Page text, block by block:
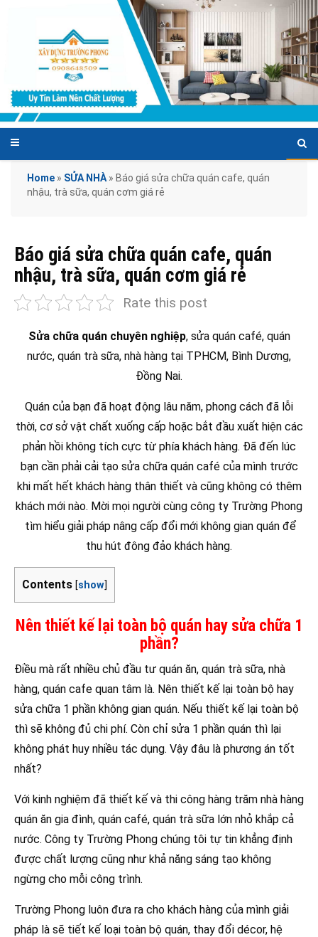
Home » SỬA NHÀ » Báo giá sửa chữa quán cafe, quán
nhậu, trà sữa, quán cơm giá rẻ
Báo giá sửa chữa quán cafe, quán
nhậu, trà sữa, quán cơm giá rẻ
Rate this post
Sửa chữa quán chuyên nghiệp, sửa quán café, quán
nước, quán trà sữa, nhà hàng tại TPHCM, Bình Dương,
Đồng Nai.
Quán của bạn đã hoạt động lâu năm, phong cách đã lỗi
thời, cơ sở vật chất xuống cấp hoặc bắt đầu xuất hiện các
phản hồi không tích cực từ phía khách hàng. Đã đến lúc
bạn cần phải cải tạo sửa chữa quán café của mình trước
khi mất hết khách hàng thân thiết và cũng không có thêm
khách mới nào. Mời mọi người cùng công ty Trường Phong
tìm hiểu giải pháp nâng cấp đổi mới không gian quán để
thu hút đông đảo khách hàng.
Contents [show]
Nên thiết kế lại toàn bộ quán hay sửa chữa 1
phần?
Điều mà rất nhiều chủ đầu tư quán ăn, quán trà sữa, nhà
hàng, quán cafe quan tâm là. Nên thiết kế lại toàn bộ hay
sửa chữa 1 phần không gian quán. Nếu thiết kế lại toàn bộ
thì sẽ không đủ chi phí. Còn chỉ sửa 1 phần quán thì lại
không phát huy nhiều tác dụng. Vậy đâu là phương án tốt
nhất?
Với kinh nghiệm đã thiết kế và thi công hàng trăm nhà hàng
quán ăn gia đình, quán café, quán trà sữa lớn nhỏ khắp cả
nước. Công ty Trường Phong chúng tôi tự tin khẳng định
được chất lượng cũng như khả năng sáng tạo không
ngừng cho mỗi công trình.
Trường Phong luôn đưa ra cho khách hàng của mình giải
pháp là sẽ tiết kế loại toàn bộ quán, thay đổi décor, hệ